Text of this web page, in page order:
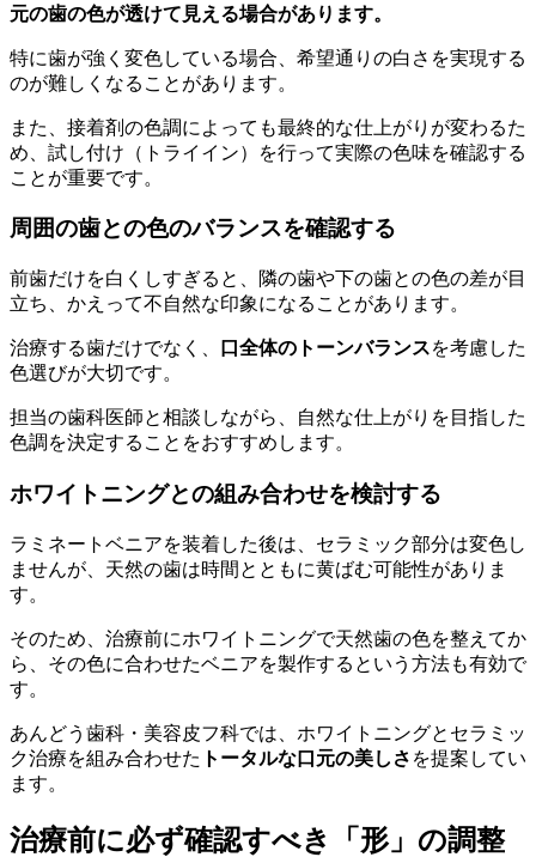
元の歯の色が透けて見える場合があります。
特に歯が強く変色している場合、希望通りの白さを実現する
のが難しくなることがあります。
また、接着剤の色調によっても最終的な仕上がりが変わるた
め、試し付け（トライイン）を行って実際の色味を確認する
ことが重要です。
周囲の歯との色のバランスを確認する
前歯だけを白くしすぎると、隣の歯や下の歯との色の差が目
立ち、かえって不自然な印象になることがあります。
治療する歯だけでなく、 口全体のトーンバランスを考慮した
色選びが大切です。
担当の歯科医師と相談しながら、自然な仕上がりを目指した
色調を決定することをおすすめします。
ホワイトニングとの組み合わせを検討する
ラミネートベニアを装着した後は、セラミック部分は変色し
ませんが、天然の歯は時間とともに黄ばむ可能性がありま
す。
そのため、治療前にホワイトニングで天然歯の色を整えてか
ら、その色に合わせたベニアを製作するという方法も有効で
す。
あんどう歯科・美容皮フ科では、ホワイトニングとセラミッ
ク治療を組み合わせた トータルな口元の美しさ を提案してい
ます。
治療前に必ず確認すべき「形」の調整